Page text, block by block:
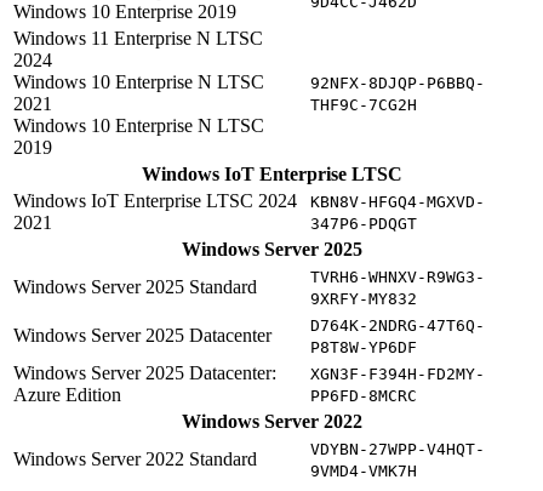
Windows 10 Enterprise 2019
Windows 11 Enterprise N LTSC
2024
Windows 10 Enterprise N LTSC
2021
Windows 10 Enterprise N LTSC
2019
92NFX-8DJQP-P6BBQ-
THF9C-7CG2H
Windows IoT Enterprise LTSC
Windows IoT Enterprise LTSC 2024
2021
KBN8V-HFGQ4-MGXVD-
347P6-PDQGT
Windows Server 2025
Windows Server 2025 Standard
TVRH6-WHNXV-R9WG3-
9XRFY-MY832
Windows Server 2025 Datacenter
D764K-2NDRG-47T6Q-
P8T8W-YP6DF
Windows Server 2025 Datacenter:
Azure Edition
XGN3F-F394H-FD2MY-
PP6FD-8MCRC
Windows Server 2022
Windows Server 2022 Standard
VDYBN-27WPP-V4HQT-
9VMD4-VMK7H